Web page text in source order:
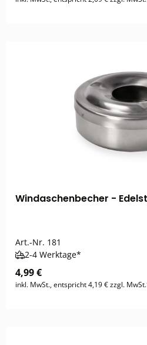
Windaschenbecher -
Art.-Nr. 181
2-4 Werktage*
4,99 €
inkl. MwSt., entspricht 4,19 € zzgl.